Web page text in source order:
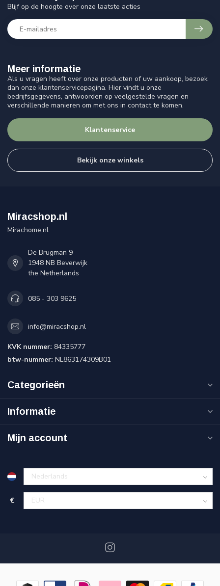
Meer informatie
Als u vragen heeft over onze producten of uw aankoop, bezoek
dan onze klantenservicepagina. Hier vindt u onze
bedrijfsgegevens, antwoorden op veelgestelde vragen en
verschillende manieren om met ons in contact te komen.
Klantenservice
Bekijk onze winkels
Blijf op de hoogte over onze laatste acties
Miracshop.nl
Mirachome.nl
De Brugman 9
1948 NB Beverwijk
the Netherlands
085 - 303 9625
info@miracshop.nl
KVK nummer: 84335777
btw-nummer: NL863174309B01
Categorieën
Informatie
Mijn account
€